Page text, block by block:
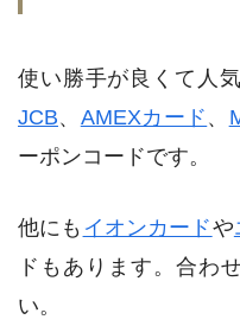
使い勝手が良くて人
JCB、 AMEXカード 、
ーポンコードです。
他にも イオンカードや
ドもあります。合わ
い。